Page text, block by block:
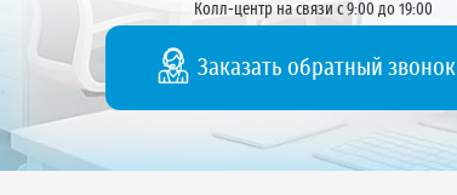
Колл-центр на связи с 9:00 до 19:00
Заказать обратный звонок